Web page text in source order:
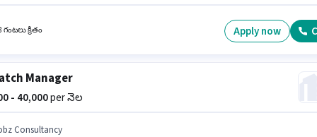
స్థాయి మరియు కంపెనీ పాలసీలపై ఆధారపడి ఇప్పించబడతాయి.
గంటలు క్రితం Apply now
Manager
- 40,000per నెల
Consultancy